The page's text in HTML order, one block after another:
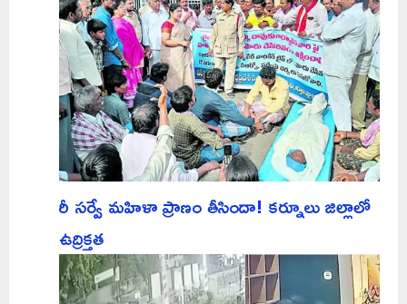
రీ సర్వే మహిళా ప్రాణం తీసిందా! కర్నూలు జిల్లాలో
ఉద్రిక్తత